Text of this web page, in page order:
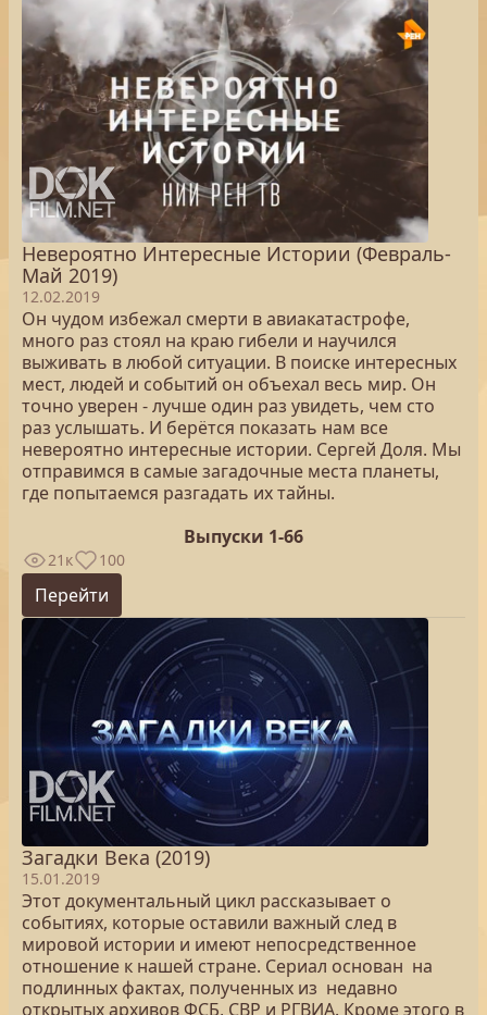
Невероятно Интересные Истории (Февраль-
Май 2019)
12.02.2019
Он чудом избежал смерти в авиакатастрофе,
много раз стоял на краю гибели и научился
выживать в любой ситуации. В поиске интересных
мест, людей и событий он объехал весь мир. Он
точно уверен - лучше один раз увидеть, чем сто
раз услышать. И берётся показать нам все
невероятно интересные истории. Сергей Доля. Мы
отправимся в самые загадочные места планеты,
где попытаемся разгадать их тайны.
Выпуски 1-66
21к 100
Перейти
Загадки Века (2019)
15.01.2019
Этот документальный цикл рассказывает о
событиях, которые оставили важный след в
мировой истории и имеют непосредственное
отношение к нашей стране. Сериал основан на
подлинных фактах, полученных из недавно
открытых архивов ФСБ, СВР и РГВИА. Кроме этого в